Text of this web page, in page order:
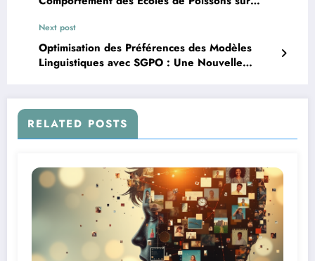
Next post
Optimisation des Préférences des Modèles
Linguistiques avec SGPO : Une Nouvelle
RELATED POSTS